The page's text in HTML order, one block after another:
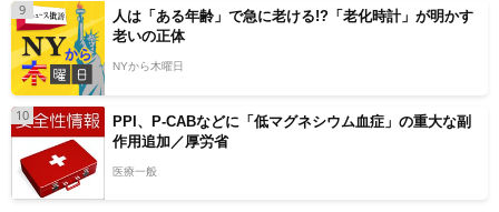
9
人は「ある年齢」で急に老ける!?「老化時計」が明かす
老いの正体
NYから木曜日
10
PPI、P-CABなどに「低マグネシウム血症」の重大な副
作用追加／厚労省
医療一般